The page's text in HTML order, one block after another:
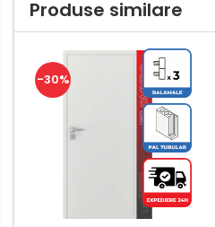
Produse similare
-30%